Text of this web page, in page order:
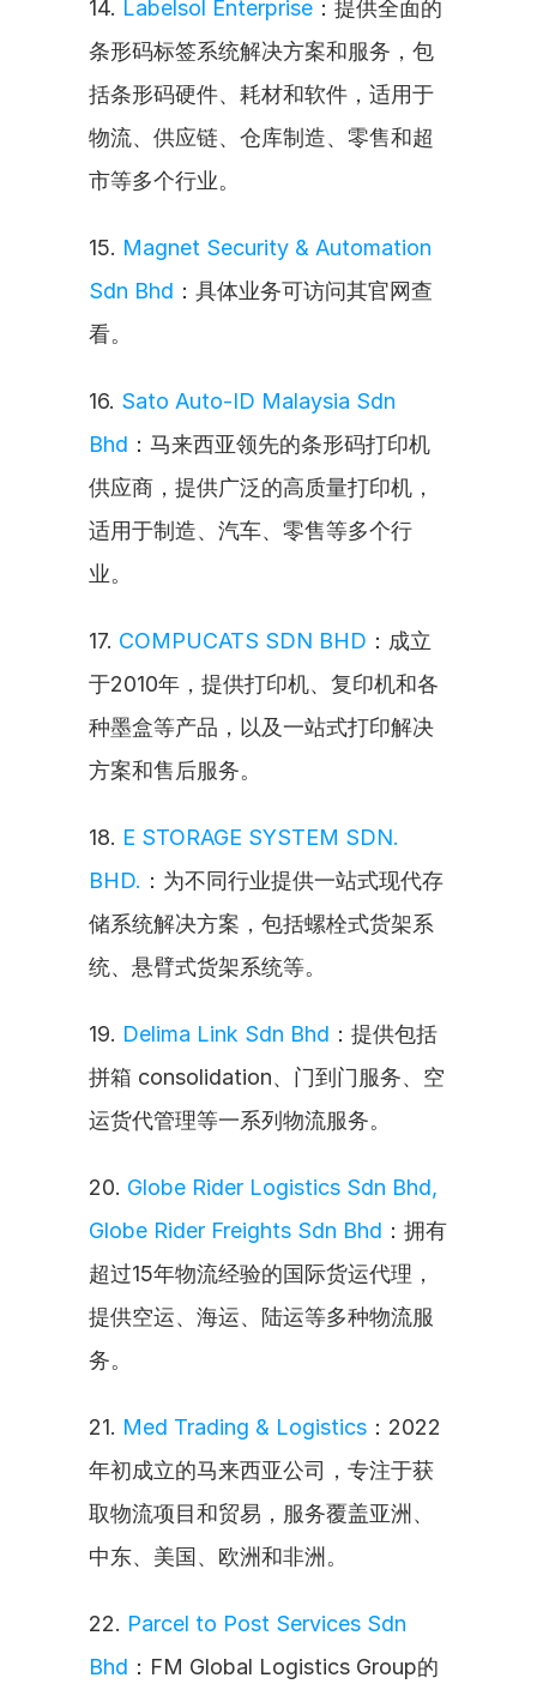
14. Labelsol Enterprise ：提供全面的
条形码标签系统解决方案和服务，包
括条形码硬件、耗材和软件，适用于
物流、供应链、仓库制造、零售和超
市等多个行业。
15. Magnet Security & Automation
Sdn Bhd ：具体业务可访问其官网查
看。
16. Sato Auto-ID Malaysia Sdn
Bhd ：马来西亚领先的条形码打印机
供应商，提供广泛的高质量打印机，
适用于制造、汽车、零售等多个行
业。
17. COMPUCATS SDN BHD ：成立
于2010年，提供打印机、复印机和各
种墨盒等产品，以及一站式打印解决
方案和售后服务。
18. E STORAGE SYSTEM SDN.
BHD. ：为不同行业提供一站式现代存
储系统解决方案，包括螺栓式货架系
统、悬臂式货架系统等。
19. Delima Link Sdn Bhd ：提供包括
拼箱 consolidation、门到门服务、空
运货代管理等一系列物流服务。
20. Globe Rider Logistics Sdn Bhd,
Globe Rider Freights Sdn Bhd ：拥有
超过15年物流经验的国际货运代理，
提供空运、海运、陆运等多种物流服
务。
21. Med Trading & Logistics ：2022
年初成立的马来西亚公司，专注于获
取物流项目和贸易，服务覆盖亚洲、
中东、美国、欧洲和非洲。
22. Parcel to Post Services Sdn
Bhd ：FM Global Logistics Group的